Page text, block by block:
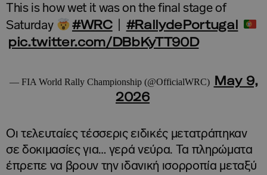
This is how wet it was on the final stage of
Saturday
#WRC
#RallydePortugal
pic.twitter.com/DBbKyTT90D
— FIA World Rally Championship (@OfficialWRC) May 9,
2026
Οι τελευταίες τέσσερις ειδικές μετατράπηκαν
σε δοκιμασίες για… γερά νεύρα. Τα πληρώματα
έπρεπε να βρουν την ιδανική ισορροπία μεταξύ